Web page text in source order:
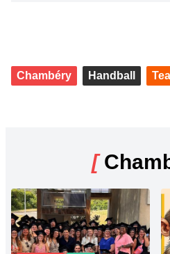
Chambéry Handball
[